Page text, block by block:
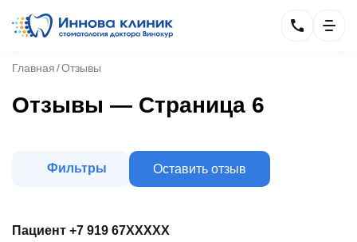
Главная Отзывы
Отзывы — Страница 6
Фильтры Оставить отзыв
Пациент +7 919 67XXXXX